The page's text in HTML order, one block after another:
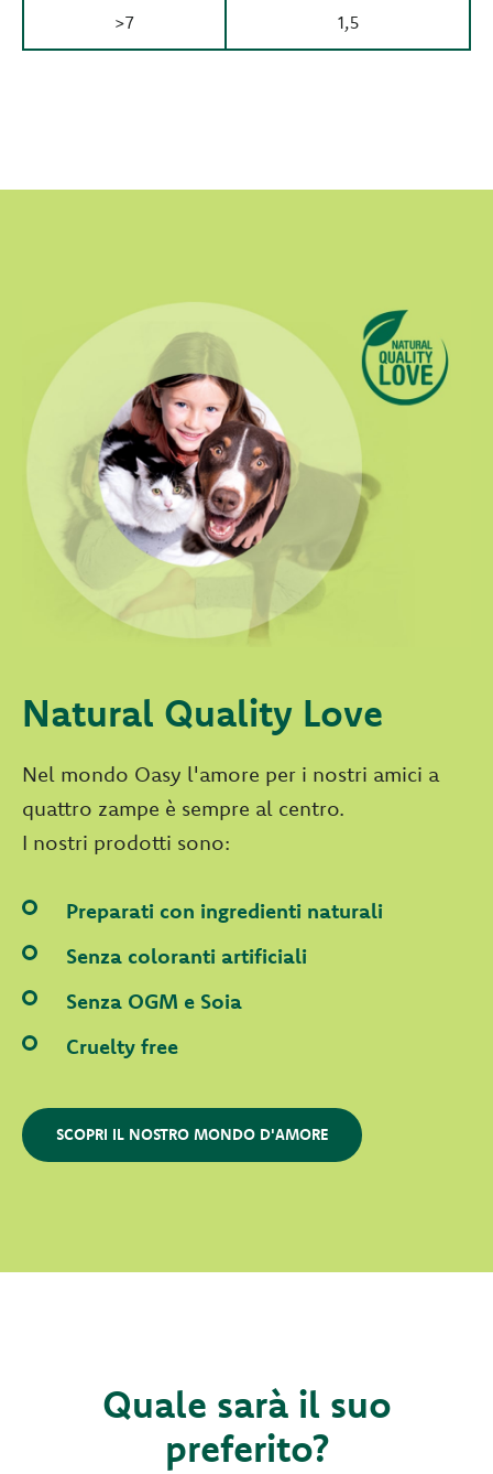
>7 1,5
Natural Quality Love
Nel mondo Oasy l'amore per i nostri amici a
quattro zampe è sempre al centro.
I nostri prodotti sono:
Preparati con ingredienti naturali
Senza coloranti artificiali
Senza OGM e Soia
Cruelty free
SCOPRI IL NOSTRO MONDO D'AMORE
Quale sarà il suo
preferito?